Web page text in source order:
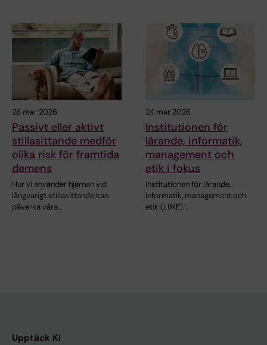
26 mar 2026
Passivt eller aktivt
stillasittande medför
olika risk för framtida
demens
Hur vi använder hjärnan vid
långvarigt stillasittande kan
påverka våra…
24 mar 2026
Institutionen för
lärande, informatik,
management och
etik i fokus
Institutionen för lärande,
informatik, management och
etik (LIME)…
Upptäck KI